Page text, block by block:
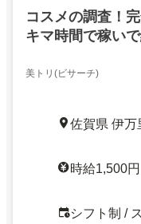
コスメの調査！
キマ時間で稼い
美トリ(ビサーチ)
佐賀県 伊万
時給1,500円
シフト制 /